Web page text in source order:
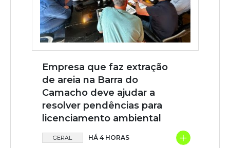
Empresa que faz extração
de areia na Barra do
Camacho deve ajudar a
resolver pendências para
licenciamento ambiental
GERAL HÁ 4 HORAS +